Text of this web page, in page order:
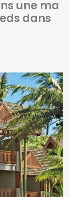
une ma
dans